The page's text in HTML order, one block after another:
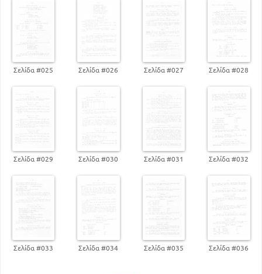
Σελίδα #025 Σελίδα #026 Σελίδα #027 Σελίδα #028
Σελίδα #029 Σελίδα #030 Σελίδα #031 Σελίδα #032
Σελίδα #033 Σελίδα #034 Σελίδα #035 Σελίδα #036